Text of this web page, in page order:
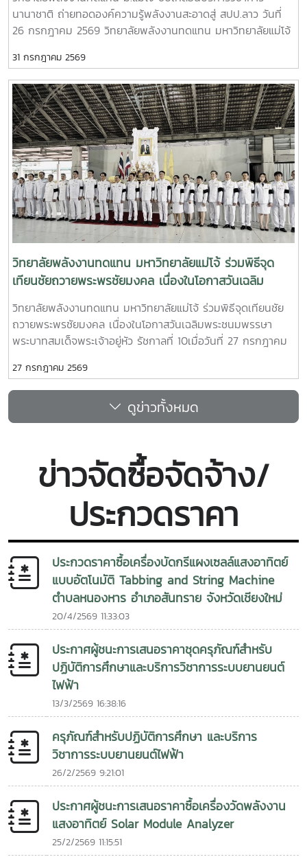
อรรถเวชกุล เป็นวิทยากร ถ่ายทอดความรู้เกี่ยวกับการประยุกต์ใช้
พลังงานทดแทนเพื่อการพัฒนาชุมชนและการรับมือกับการ
เปลี่ยนแปลงสภาพภูมิอากาศ พร้อมกิจกรรมฝึกปฏิบัติจริง เพื่อ
เสริมสร้างทักษะและความมั่นใจในการนำองค์ความรู้ไปใช้ประโยชน์
หัวข้อสำคัญในการอบรม ประกอบด้วย- การติดตั้งระบบสูบน้ำ
พลังงานแสงอาทิตย์อย่างถูกต้อง- หลักการทำงาน การใช้งาน
และการบำรุงรักษาระบบ - การประยุกต์ใช้พลังงานทดแทนเพื่อ
การพัฒนาชุมชนและการปรับตัวต่อการเปลี่ยนแปลงสภาพภูมิ
อากาศ การฝึกปฏิบัติจริง เพื่อเสริมสร้างทักษะในการใช้งานระบบ
ภายหลังการอบรม ได้มีพิธีลงนาม บันทึกข้อตกลงความร่วมมือ
(Memorandum of Understanding : MOU) ระหว่างหน่วยงาน
จากประเทศไทยและสาธารณรัฐประชาธิปไตยประชาชนลาว เพื่อ
สร้างเครือข่ายความร่วมมือด้านวิชาการ การวิจัยและนวัตกรรม
การพัฒนาหลักสูตร การฝึกอบรม การพัฒนาบุคลากร และการ
ส่งเสริมโรงเรียนต้นแบบด้านสิ่งแวดล้อมและพลังงานสะอาดใน
พื้นที่แขวงหลวงพระบางความร่วมมือครั้งนี้นับเป็นอีกก้าวสำคัญ
ของการเชื่อมโยงเครือข่ายระหว่างประเทศไทยและ สปป.ลาว ใน
พลังงานสะอาด เพื่อยกระดับคุณภาพชีวิตของประชาชน พร้อม
ร่วมสร้างสังคมที่เป็นมิตรต่อสิ่งแวดล้อม และก้าวสู่การพัฒนาที่
ยั่งยืนร่วมกันในอนาคต
นานาชาติ ถ่ายทอดองค์ความรู้พลังงานสะอาดสู่ สปป.ลาว วันที่
26 กรกฎาคม 2569 วิทยาลัยพลังงานทดแทน มหาวิทยาลัยแม่โจ้
บัณฑิตศึกษา ลงพื้นที่ โรงเรียนประถมสมบูรณ์พูเหล็กเจริญ
แขวงหลวงพระบาง สาธารณรัฐประชาธิปไตยประชาชนลาว เพื่อ
ดำเนิน โครงการบริการวิชาการนานาชาติ ภายใต้หัวข้อ “การใช้
พลังงานทดแทนเพื่อการปรับตัวต่อการเปลี่ยนแปลงสภาพภูมิ
อากาศ” การดำเนินงานครั้งนี้มุ่งถ่ายทอดองค์ความรู้ควบคู่กับ
การลงมือปฏิบัติจริง โดยคณะวิทยากรได้ร่วมทำงานกับครู
บุคลากร และชุมชนในพื้นที่ เพื่อพัฒนาระบบพลังงานสะอาดให้
สามารถนำไปใช้งานได้อย่างมีประสิทธิภาพและเกิดความยั่งยืน
กิจกรรมสำคัญประกอบด้วย - ติดตั้งระบบสูบน้ำพลังงานแสง
อาทิตย์สำหรับใช้งานภายในโรงเรียน - ถ่ายทอดความรู้เกี่ยวกับ
หลักการออกแบบ การทำงาน และองค์ประกอบของระบบสูบน้ำ
พลังงานแสงอาทิตย์ - ฝึกปฏิบัติการติดตั้ง การใช้งาน และการ
บำรุงรักษาระบบร่วมกับครูและผู้เข้าร่วมกิจกรรม - สร้างการมี
ส่วนร่วมระหว่างสถาบันการศึกษา หน่วยงานภาครัฐ และชุมชน
หมายในการส่งเสริมการใช้พลังงานทดแทน เพิ่มการเข้าถึง
พลังงานสะอาด ลดผลกระทบจากการเปลี่ยนแปลงสภาพภูมิ
อากาศ และยกระดับคุณภาพชีวิตของชุมชน พร้อมสร้างต้นแบบ
ดำเนินกิจกรรมในครั้งนี้สะท้อนถึงความมุ่งมั่นของวิทยาลัย
พลังงานทดแทน มหาวิทยาลัยแม่โจ้ ในการนำองค์ความรู้
เทคโนโลยี และนวัตกรรมด้านพลังงานทดแทนไปสร้างประโยชน์แก่
สังคม พร้อมส่งเสริมความร่วมมือทางวิชาการระหว่างประเทศไทย
ภูมิภาคพลังงานสะอาด สร้างโอกาส พัฒนาคุณภาพชีวิต และ
เชื่อมโยงความร่วมมือสู่อนาคตที่ยั่งยืน ไม่เอาอิโมจิ
31 กรกฎาคม 2569
วิทยาลัยพลังงานทดแทน มหาวิทยาลัยแม่โจ้ ร่วมพิธีจุด
เทียนชัยถวายพระพรชัยมงคล เนื่องในโอกาสวันเฉลิม
พระชนมพรรษา พระบาทสมเด็จพระเจ้าอยู่หัว รัชกาลที่ 10
วิทยาลัยพลังงานทดแทน มหาวิทยาลัยแม่โจ้ ร่วมพิธีจุดเทียนชัย
ถวายพระพรชัยมงคล เนื่องในโอกาสวันเฉลิมพระชนมพรรษา
พระบาทสมเด็จพระเจ้าอยู่หัว รัชกาลที่ 10เมื่อวันที่ 27 กรกฎาคม
ศาสตราจารย์.ดร.ธเนศ ชัยชนะ รองคณบดีฝ่ายวิชาการและพัฒนา
นักศึกษา พร้อมด้วยบุคลากรวิทยาลัยพลังงานทดแทน เป็น
ตัวแทนเข้าร่วมพิธี จุดเทียนชัยถวายพระพรชัยมงคล เนื่องใน
โอกาสวันเฉลิมพระชนมพรรษา พระบาทสมเด็จพระวชิรเกล้าเจ้าอยู่
ความจงรักภักดี และสำนึกในพระมหากรุณาธิคุณอันหาที่สุด
มิได้ ภายในพิธี ผู้เข้าร่วมได้ร่วมกันถวายราชสดุดี กล่าวถวาย
พระพรชัยมงคล และจุดเทียนชัยถวายพระพร ท่ามกลาง
บรรยากาศที่เปี่ยมด้วยความสง่างาม ความสามัคคี และความภาค
ภูมิใจของพสกนิกรชาวไทยทุกหมู่เหล่า การเข้าร่วมกิจกรรมในครั้ง
นี้ สะท้อนถึงความมุ่งมั่นของวิทยาลัยพลังงานทดแทนในการส่ง
เสริมคุณธรรม จริยธรรม และการมีส่วนร่วมในกิจกรรมสำคัญ
ของชาติ พร้อมทั้งร่วมสืบสานและเทิดทูนสถาบันพระมหากษัตริย์
ซึ่งเป็นศูนย์รวมจิตใจของปวงชนชาวไทย
27 กรกฎาคม 2569
ดูข่าวทั้งหมด
ข่าวจัดซื้อจัดจ้าง/
ประกวดราคา
ประกวดราคาซื้อเครื่องบัดกรีแผงเซลล์แสงอาทิตย์
แบบอัตโนมัติ Tabbing and String Machine
ตำบลหนองหาร อำเภอสันทราย จังหวัดเชียงใหม่
20/4/2569 11:33:03
ประกาศผู้ชนะการเสนอราคาชุดครุภัณฑ์สำหรับ
ปฏิบัติการศึกษาและบริการวิชาการระบบยานยนต์
ไฟฟ้า
13/3/2569 16:38:16
ครุภัณฑ์สำหรับปฏิบัติการศึกษา และบริการ
วิชาการระบบยานยนต์ไฟฟ้า
26/2/2569 9:21:01
ประกาศผู้ชนะการเสนอราคาซื้อเครื่องวัดพลังงาน
แสงอาทิตย์ Solar Module Analyzer
25/2/2569 11:15:51